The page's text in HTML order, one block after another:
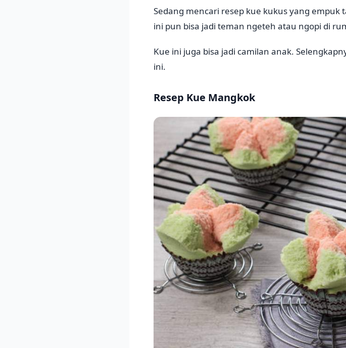
Sedang mencari resep kue kukus yang
ini pun bisa jadi teman ngeteh atau ngopi di
Kue ini juga bisa jadi camilan anak.
ini.
Resep Kue Mangkok